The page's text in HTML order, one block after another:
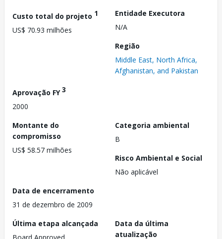
Custo total do projeto 1
US$ 70.93 milhões
Entidade Executora
N/A
Região
Middle East, North Africa,
Afghanistan, and Pakistan
Aprovação FY3
2000
Montante do
compromisso
US$ 58.57 milhões
Categoria ambiental
B
Risco Ambiental e Social
Não aplicável
Data de encerramento
31 de dezembro de 2009
Última etapa alcançada
Board Approved
Data da última
atualização